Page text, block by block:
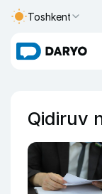
Toshkent
Qidiruv